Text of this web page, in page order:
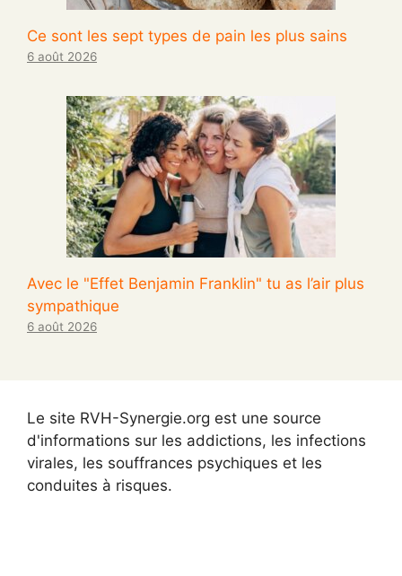
Ce sont les sept types de pain les plus sains
6 août 2026
Avec le "Effet Benjamin Franklin" tu as l’air plus
sympathique
6 août 2026
Le site RVH-Synergie.org est une source
d'informations sur les addictions, les infections
virales, les souffrances psychiques et les
conduites à risques.